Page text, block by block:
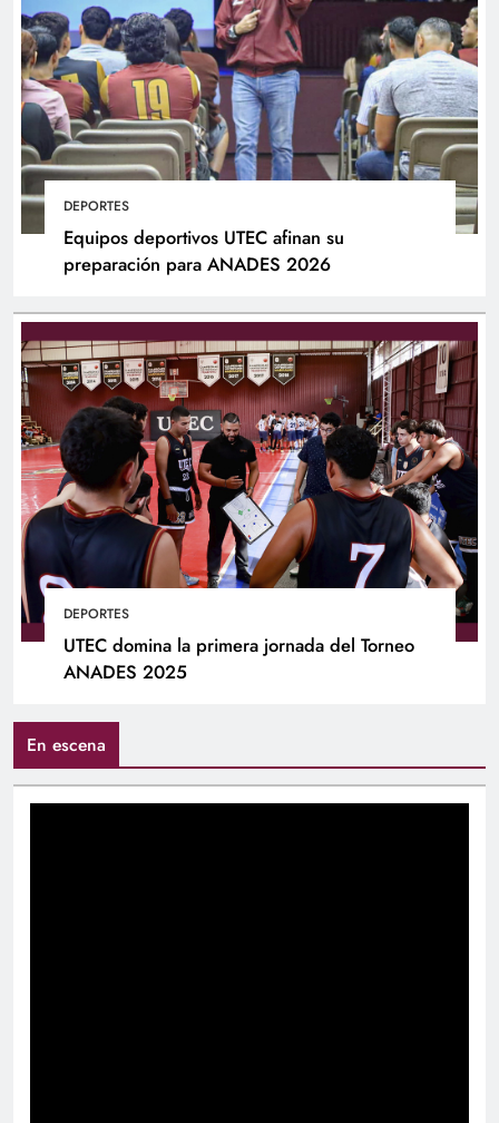
DEPORTES
Equipos deportivos UTEC afinan su
preparación para ANADES 2026
DEPORTES
UTEC domina la primera jornada del Torneo
ANADES 2025
En escena